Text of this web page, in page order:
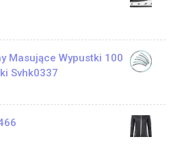
Masujące Wypustki 100
Svhk0337